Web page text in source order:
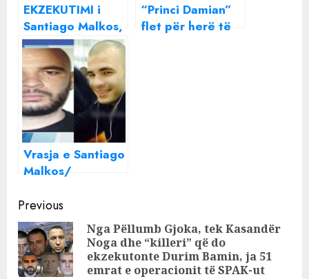
EKZEKUTIMI i
Santiago Malkos,
dëshmia e Blendi
Tetës: Ervis
Martinaj tha se
do të më vriste
dhe do të më
muroste!
“Princi Damian”
flet për herë të
Vrasja e Santiago
Malkos/
muroste”,
zbardhet
dëshmia e Ilir
Selmanit: S’kam
gisht, provat u
Continue
Reading
Previous
Nga Pëllumb Gjoka, tek Kasandër
Noga dhe “killeri” që do
ekzekutonte Durim Bamin, ja 51
emrat e operacionit të SPAK-ut